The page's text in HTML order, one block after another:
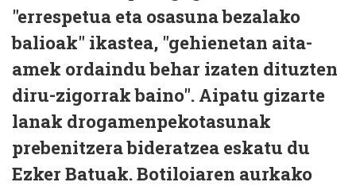
"errespetua eta osasuna bezalako
balioak" ikastea, "gehienetan aita-
amek ordaindu behar izaten dituzten
diru-zigorrak baino". Aipatu gizarte
lanak drogamenpekotasunak
prebenitzera bideratzea eskatu du
Ezker Batuak. Botiloiaren aurkako